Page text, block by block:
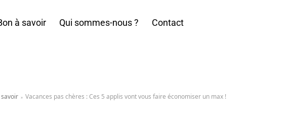
à savoir Qui sommes-nous ? Contact
savoir » Vacances pas chères : Ces 5 applis vont vous faire économiser un max !